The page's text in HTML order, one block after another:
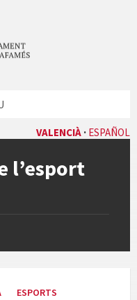
VALENCIÀ ESPAÑOL
l’esport
ESPORTS